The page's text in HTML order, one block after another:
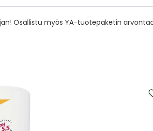
Osallistu myös YA-tuotepaketin